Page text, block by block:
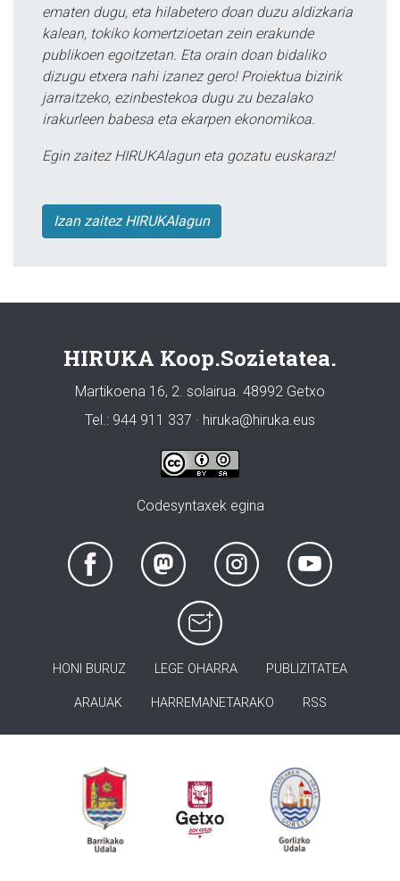
ematen dugu, eta hilabetero doan duzu aldizkaria
kalean, tokiko komertzioetan zein erakunde
publikoen egoitzetan. Eta orain doan bidaliko
dizugu etxera nahi izanez gero! Proiektua bizirik
jarraitzeko, ezinbestekoa dugu zu bezalako
irakurleen babesa eta ekarpen ekonomikoa.
Egin zaitez HIRUKAlagun eta gozatu euskaraz!
Izan zaitez HIRUKAlagun
HIRUKA Koop.Sozietatea.
Martikoena 16, 2. solairua. 48992 Getxo
Tel.: 944 911 337 · hiruka@hiruka.eus
Codesyntaxek egina
HONI BURUZ LEGE OHARRA PUBLIZITATEA
ARAUAK HARREMANETARAKO RSS